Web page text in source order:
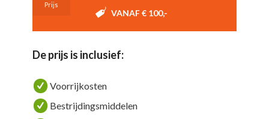
Prijs
VANAF € 100,-
De prijs is inclusief:
Voorrijkosten
Bestrijdingsmiddelen